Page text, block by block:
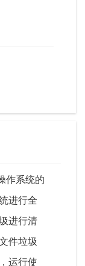
作系统的
进行全
进行清
件垃圾
运行使